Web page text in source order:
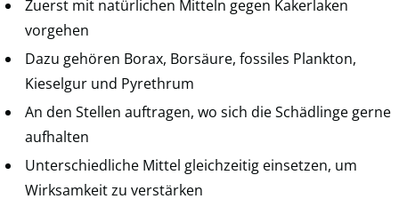
Zuerst mit natürlichen Mitteln gegen Kakerlaken
vorgehen
Dazu gehören Borax, Borsäure, fossiles Plankton,
Kieselgur und Pyrethrum
An den Stellen auftragen, wo sich die Schädlinge gerne
aufhalten
Unterschiedliche Mittel gleichzeitig einsetzen, um
Wirksamkeit zu verstärken